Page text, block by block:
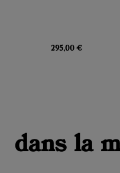
295,00 €
dans la